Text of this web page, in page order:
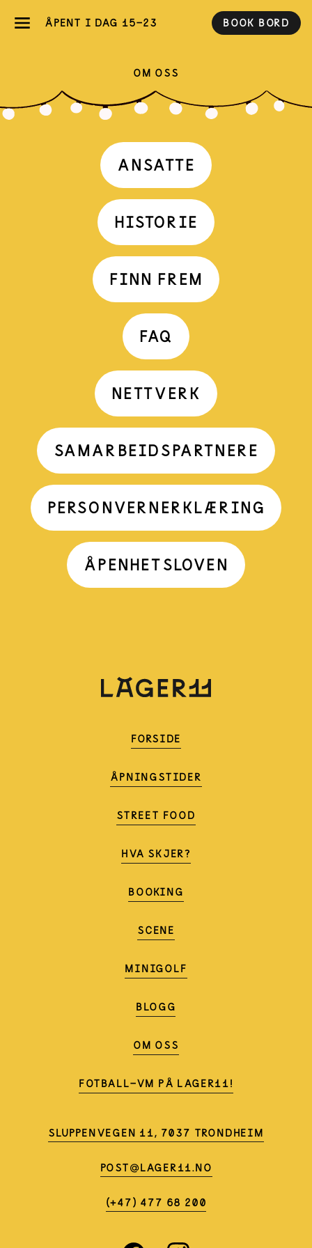
ÅPENT I DAG 15-23 BOOK BORD
OM OSS
ANSATTE
HISTORIE
FINN FREM
FAQ
NETTVERK
SAMARBEIDSPARTNERE
PERSONVERNERKLÆRING
ÅPENHETSLOVEN
FORSIDE
ÅPNINGSTIDER
STREET FOOD
HVA SKJER?
BOOKING
SCENE
MINIGOLF
BLOGG
OM OSS
FOTBALL-VM PÅ LAGER11!
SLUPPENVEGEN 11, 7037 TRONDHEIM
POST@LAGER11.NO
(+47) 477 68 200